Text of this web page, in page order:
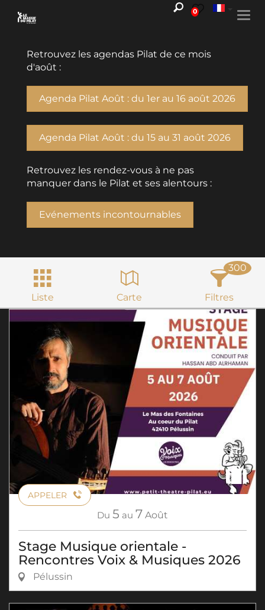
0
Retrouvez les agendas Pilat de ce mois
d'août :
Agenda Pilat Août : du 1er au 16 août 2026
Agenda Pilat Août : du 15 au 31 août 2026
Retrouvez les rendez-vous à ne pas
manquer dans le Pilat et ses alentours :
Evénements incontournables
Liste Carte Filtres
300
APPELER
Du 5 au 7 Août
Stage Musique orientale -
Rencontres Voix & Musiques 2026
Pélussin